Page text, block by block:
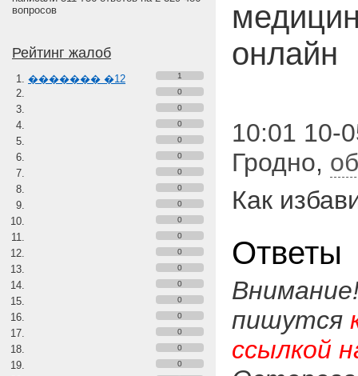
вопросов
Рейтинг жалоб
������� �12
1
0
0
0
0
0
0
0
0
0
0
0
0
0
0
0
0
0
0
онлайн
10:01 10-
Гродно,
Как
Ответы
пишутся
ссылкой